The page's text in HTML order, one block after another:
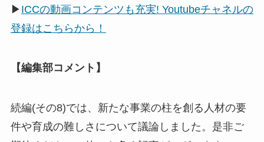
▶ ICCの動画コンテンツも充実! Youtubeチャネルの
登録はこちらから！
【編集部コメント】
続編(その8)では、新たな事業の柱を創る人材の要
件や育成の難しさについて議論しました。是非ご